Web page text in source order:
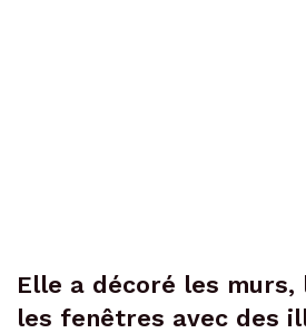
Elle a décoré les
les fenêtres avec des